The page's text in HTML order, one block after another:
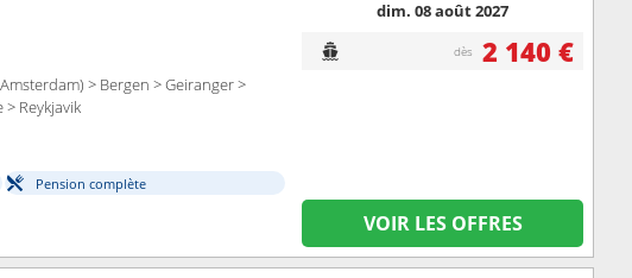
> Bergen > Geiranger >
Reykjavik
Pension complète
dim. 08 août 2027
dès 2 140 €
VOIR LES OFFRES